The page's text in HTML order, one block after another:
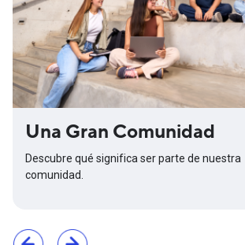
Una Gran Comunidad
Descubre qué significa ser parte de nuestra
comunidad.